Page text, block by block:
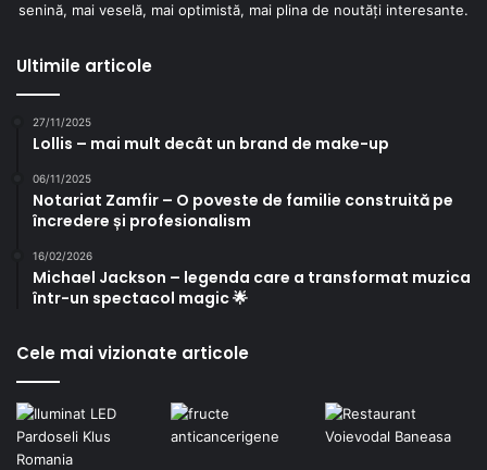
senină, mai veselă, mai optimistă, mai plina de noutăți interesante.
Ultimile articole
27/11/2025
Lollis – mai mult decât un brand de make-up
06/11/2025
Notariat Zamfir – O poveste de familie construită pe
încredere și profesionalism
16/02/2026
Michael Jackson – legenda care a transformat muzica
într-un spectacol magic 🌟
Cele mai vizionate articole